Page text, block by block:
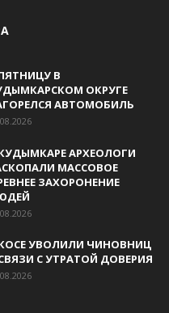
В
ОКРУГЕ
АВТОМОБИЛЬ
АРХЕОЛОГИ
МАССОВОЕ
ЗАХОРОНЕНИЕ
УВОЛИЛИ ЧИНОВНИЦ
С УТРАТОЙ ДОВЕРИЯ